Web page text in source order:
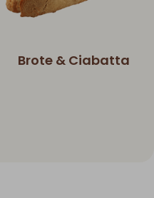
Brote & Ciabatta